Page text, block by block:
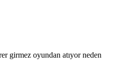
girmez oyundan atıyor neden